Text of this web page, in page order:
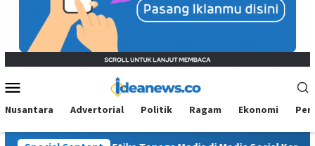
Menu
Nusantara Advertorial Politik Ragam Ekonomi